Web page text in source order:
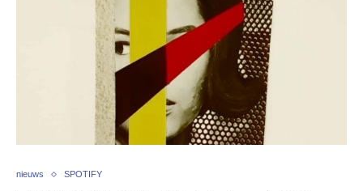
nieuws SPOTIFY